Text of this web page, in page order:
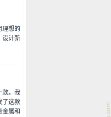
理想的
设计新
款。我
了这款
金属和